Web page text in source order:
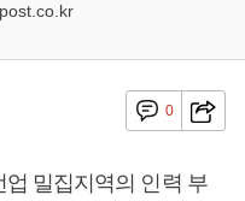
0
밀집지역의 인력 부